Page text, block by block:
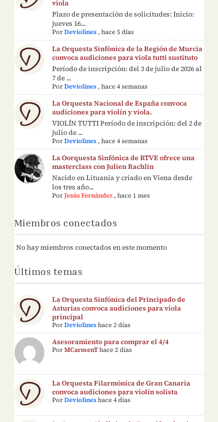
viola
Plazo de presentación de solicitudes: Inicio:
jueves 16...
PorDeviolines ,hace 5 días
La Orquesta Sinfónica de la Región de Murcia
convoca audiciones para viola tutti sustituto
Período de inscripción: del 3 de julio de 2026 al
7 de ...
PorDeviolines ,hace 4 semanas
La Orquesta Nacional de España convoca
audiciones para violín y viola.
VIOLÍN TUTTI Período de inscripción: del 2 de
julio de ...
PorDeviolines ,hace 4 semanas
La Oorquesta Sinfónica de RTVE ofrece una
masterclass con Julien Rachlin
Nacido en Lituania y criado en Viena desde
los tres año...
PorJesús Fernández ,hace 1 mes
Miembros conectados
No hay miembros conectados en este momento
Últimos temas
La Orquesta Sinfónica del Principado de
Asturias convoca audiciones para viola
principal
PorDeviolines hace 2 días
Asesoramiento para comprar el 4/4
PorMCarmenThace 2 días
La Orquesta Filarmónica de Gran Canaria
convoca audiciones para violín solista
PorDeviolines hace 4 días